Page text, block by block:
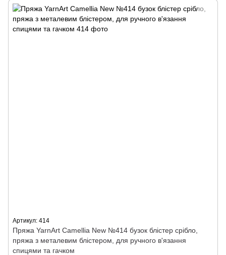
Артикул: 414
Пряжа YarnArt Camellia New №414 бузок блістер срібло,
пряжа з металевим блістером, для ручного в'язання
спицями та гачком